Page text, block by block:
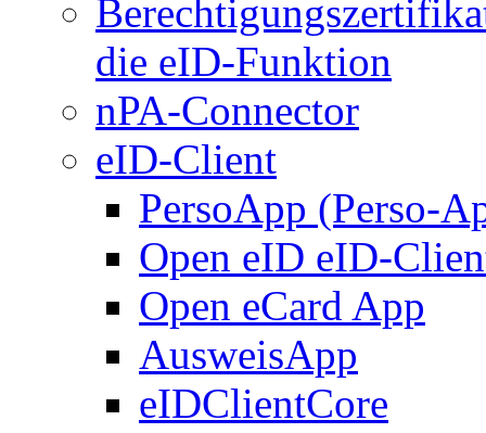
die eID-Funktion
nPA-Connector
eID-Client
PersoApp (Perso-
Open eID eID-
Open eCard App
AusweisApp
eIDClientCore